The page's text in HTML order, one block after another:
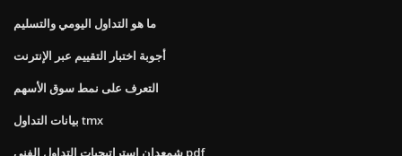
ما هو التداول اليومي والتسليم
أجوبة اختبار التقييم عبر الإنترنت
التعرف على نمط سوق الأسهم
بيانات التداول tmx
شمعدان استراتيجيات التداول الفني pdf